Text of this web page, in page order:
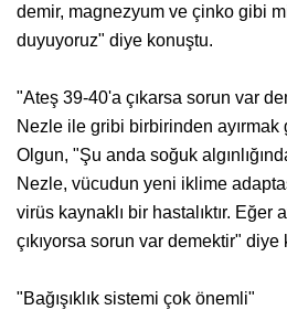
demir, magnezyum ve çinko gibi
duyuyoruz" diye konuştu.
"Ateş 39-40'a çıkarsa sorun var
Nezle ile gribi birbirinden
Olgun, "Şu anda soğuk
Nezle, vücudun yeni iklime
virüs kaynaklı bir hastalıktır. Eğer
çıkıyorsa sorun var demektir" diye
"Bağışıklık sistemi çok önemli"